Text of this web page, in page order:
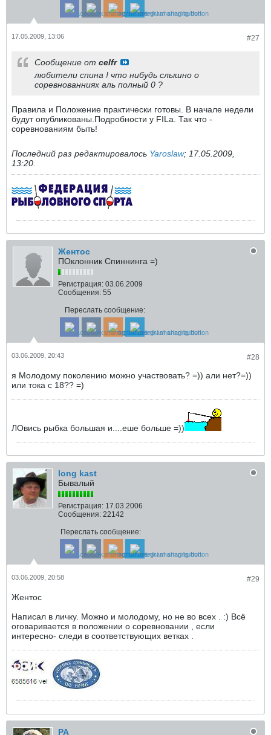
#27
17.05.2009, 13:06
Сообщение от celfr
любители спина ! что нибудь слышно о
соревнованниях аль полный 0 ?
Правила и Положение практически готовы. В начале недели
будут опубликованы.Подробности у FILа. Так что -
соревнованиям быть!
Последний раз редактировалось Yaroslaw; 17.05.2009,
13:20
Жентос
ПОклонник Спиннинга =)
Регистрация: 03.06.2009
Сообщения: 55
Переслать сообщение:
#28
03.06.2009, 20:43
я Молодому поколению можно участвовать? =)) али нет?=))
или тока с 18?? =)
ЛОвись рыбка большая и....еше больше =))
long kast
Бывалый
Регистрация: 17.03.2006
Сообщения: 22142
Переслать сообщение:
#29
03.06.2009, 20:58
Жентос
Написал в личку. Можно и молодому, но не во всех . :) Всё
оговаривается в положении о соревновании , если
интересно- следи в соответствующих ветках .
РА